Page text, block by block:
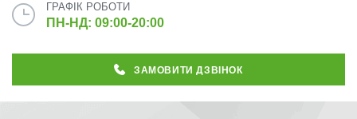
ГРАФІК РОБОТИ
ПН-НД: 09:00-20:00
ЗАМОВИТИ ДЗВІНОК